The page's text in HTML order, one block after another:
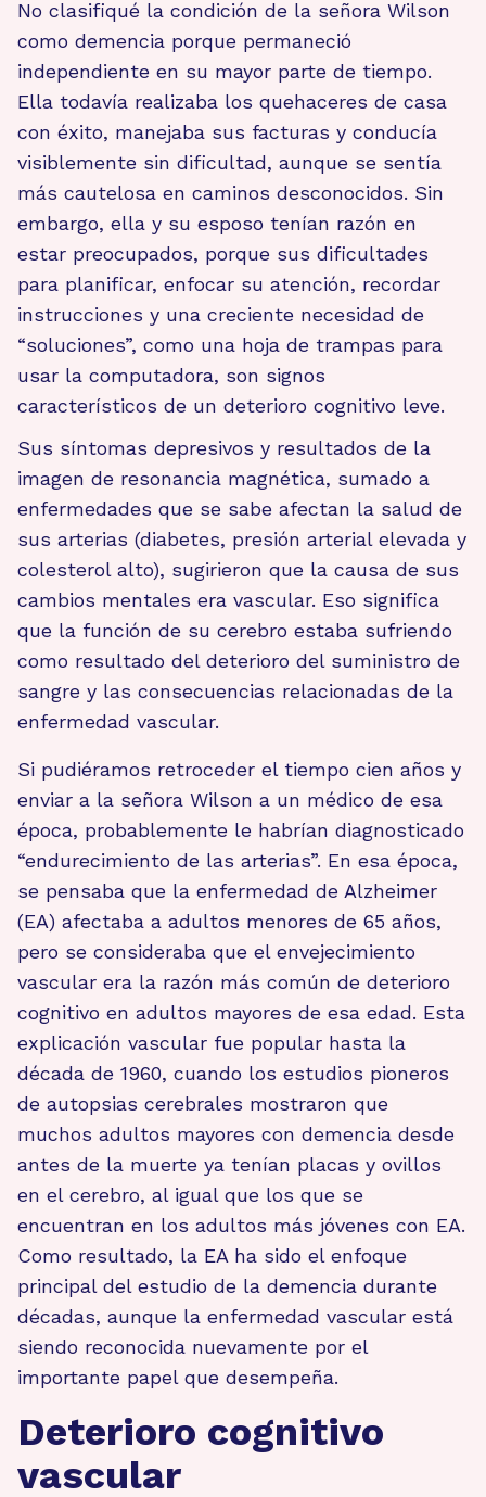
No clasifiqué la condición de la señora Wilson
como demencia porque permaneció
independiente en su mayor parte de tiempo.
Ella todavía realizaba los quehaceres de casa
con éxito, manejaba sus facturas y conducía
visiblemente sin dificultad, aunque se sentía
más cautelosa en caminos desconocidos. Sin
embargo, ella y su esposo tenían razón en
estar preocupados, porque sus dificultades
para planificar, enfocar su atención, recordar
instrucciones y una creciente necesidad de
“soluciones”, como una hoja de trampas para
usar la computadora, son signos
característicos de un deterioro cognitivo leve.
Sus síntomas depresivos y resultados de la
imagen de resonancia magnética, sumado a
enfermedades que se sabe afectan la salud de
sus arterias (diabetes, presión arterial elevada y
colesterol alto), sugirieron que la causa de sus
cambios mentales era vascular. Eso significa
que la función de su cerebro estaba sufriendo
como resultado del deterioro del suministro de
sangre y las consecuencias relacionadas de la
enfermedad vascular.
Si pudiéramos retroceder el tiempo cien años y
enviar a la señora Wilson a un médico de esa
época, probablemente le habrían diagnosticado
“endurecimiento de las arterias”. En esa época,
se pensaba que la enfermedad de Alzheimer
(EA) afectaba a adultos menores de 65 años,
pero se consideraba que el envejecimiento
vascular era la razón más común de deterioro
cognitivo en adultos mayores de esa edad. Esta
explicación vascular fue popular hasta la
década de 1960, cuando los estudios pioneros
de autopsias cerebrales mostraron que
muchos adultos mayores con demencia desde
antes de la muerte ya tenían placas y ovillos
en el cerebro, al igual que los que se
encuentran en los adultos más jóvenes con EA.
Como resultado, la EA ha sido el enfoque
principal del estudio de la demencia durante
décadas, aunque la enfermedad vascular está
siendo reconocida nuevamente por el
importante papel que desempeña.
Deterioro cognitivo
vascular